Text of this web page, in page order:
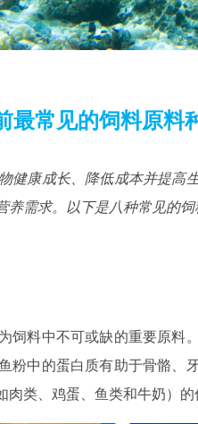
最常见的饲料原料
健康成长、降低成本并提高
需求。以下是八种常见的饲
饲料中不可或缺的重要原料
粉中的蛋白质有助于骨骼、
类、鸡蛋、鱼类和牛奶）的